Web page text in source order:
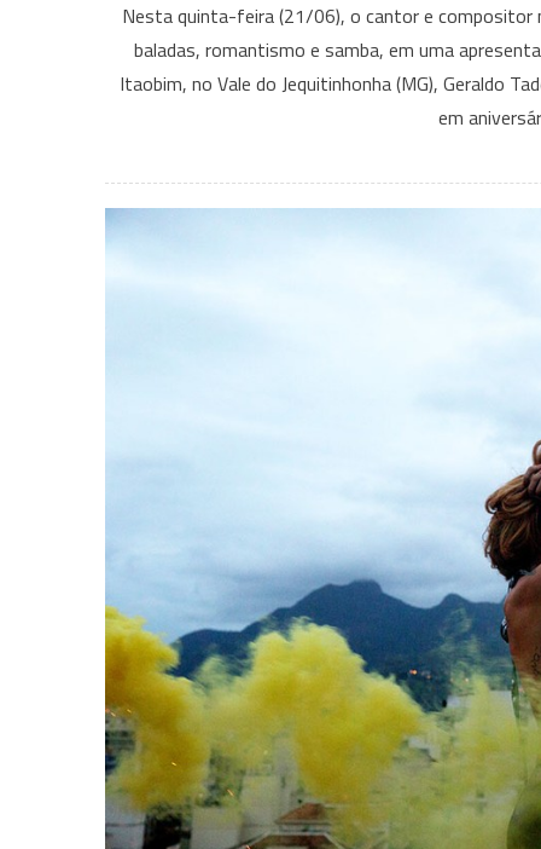
Nesta quinta-feira (21/06), o cantor e compositor
baladas, romantismo e samba, em uma
Itaobim, no Vale do Jequitinhonha (MG), Geraldo
em